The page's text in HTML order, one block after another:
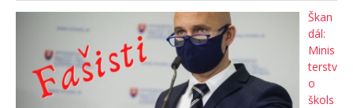
Škan
dál:
Minis
terstv
o
škols